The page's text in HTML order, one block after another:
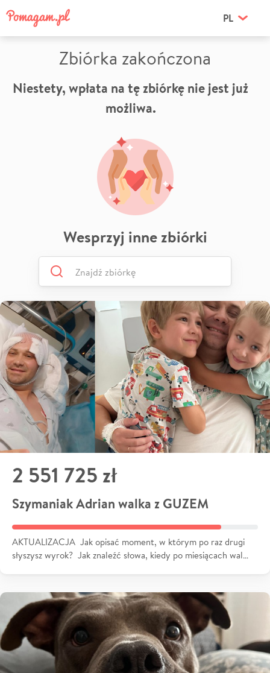
PL
Zbiórka zakończona
Niestety, wpłata na tę zbiórkę nie jest już
możliwa.
Wesprzyj inne zbiórki
2 551 725 zł
Szymaniak Adrian walka z GUZEM
AKTUALIZACJA Jak opisać moment, w którym po raz drugi
słyszysz wyrok? Jak znaleźć słowa, kiedy po miesiącach wal…